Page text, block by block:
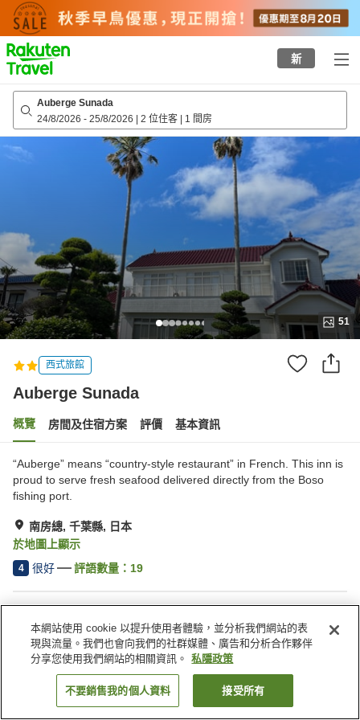
to
top
page
新
Auberge Sunada
24/8/2026 - 25/8/2026 | 2 位住客 | 1 間房
51
西式旅館
Auberge Sunada
概覽 房間及住宿方案 評價 基本資訊
“Auberge” means “country-style restaurant” in French. This inn is
proud to serve fresh seafood delivered directly from the Boso
fishing port.
南房總, 千葉縣, 日本
於地圖上顯示
4 很好 評語數量： 19
停車場
宴會廳
免費洗衣房
卡拉 OK 房
日本 千葉縣 南房總 Auberge Sunada
找客房
本網站使用 cookie 以提升使用者體驗，並分析我們網站的表
現與流量。我們也會向我們的社群媒體、廣告和分析合作夥伴
分享您使用我們網站的相關資訊。
私隱政策
不要銷售我的個人資料 接受所有